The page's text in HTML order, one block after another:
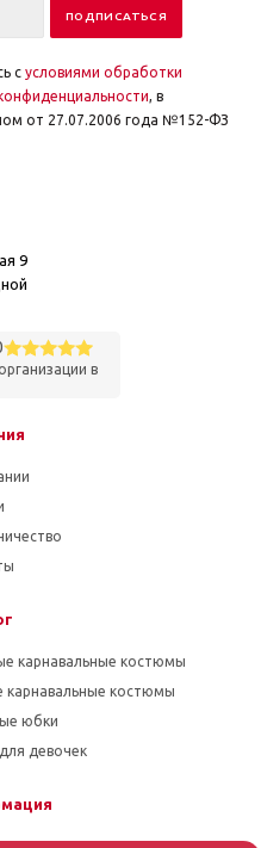
с условиями обработки
, в
от 27.07.2006 года №152-ФЗ
9
в
карнавальные костюмы
карнавальные костюмы
юбки
девочек